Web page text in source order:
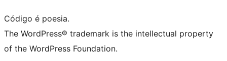
Código é poesia.
The WordPress® trademark is the intellectual property
of the WordPress Foundation.